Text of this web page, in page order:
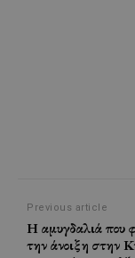
Previous article
Η αμυγδαλιά που
την άνοιξη στην